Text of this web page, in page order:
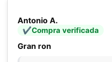
Antonio A.
Compra verificada
Gran ron